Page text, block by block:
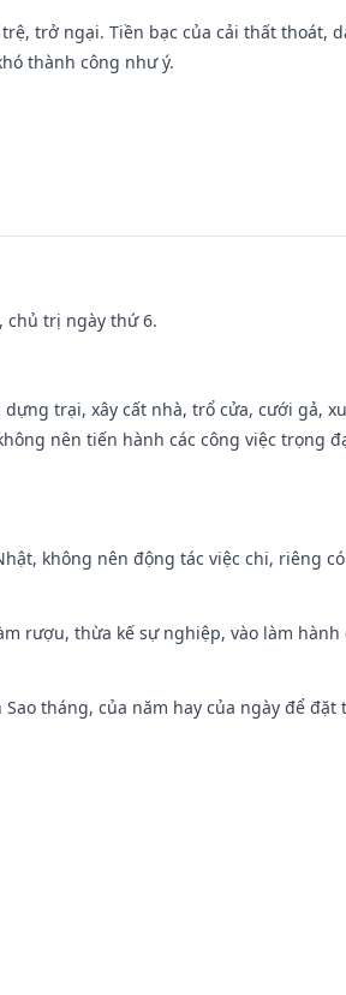
trở ngại. Tiền bạc của cải thất thoát,
thành công như ý.
chủ trị ngày thứ 6.
trại, xây cất nhà, trổ cửa, cưới gả,
nên tiến hành các công việc trọng
không nên động tác việc chi, riêng
rượu, thừa kế sự nghiệp, vào làm
tháng, của năm hay của ngày để đặt